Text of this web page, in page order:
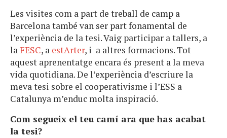
Les visites com a part de treball de camp a
Barcelona també van ser part fonamental de
l’experiència de la tesi. Vaig participar a tallers, a
laFESC, a estArter, i a altres formacions. Tot
aquest aprenentatge encara és present a la meva
vida quotidiana. De l’experiència d’escriure la
meva tesi sobre el cooperativisme i l’ESS a
Catalunya m’enduc molta inspiració.
Com segueix el teu camí ara que has acabat
la tesi?